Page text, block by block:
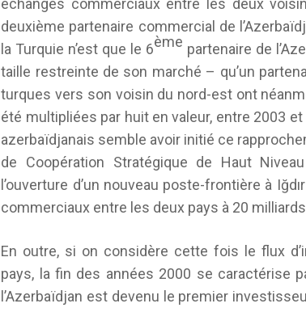
échanges commerciaux entre les deux
deuxième partenaire commercial de
la Turquie n’est que le 6ème partenaire de
taille restreinte de son marché – qu’un
turques vers son voisin du nord-est ont
été multipliées par huit en valeur, entre 2003 et
azerbaïdjanais semble avoir initié ce
de Coopération Stratégique de Haut
l’ouverture d’un nouveau poste-frontière à
commerciaux entre les deux pays à 20
En outre, si on considère cette fois le flux
pays, la fin des années 2000 se caractérise
l’Azerbaïdjan est devenu le premier